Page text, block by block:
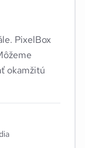
PixelBox
okamžitú